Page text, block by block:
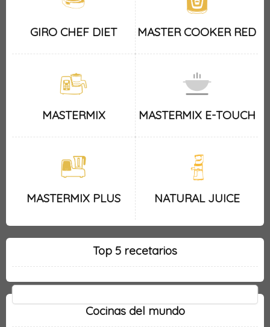
GIRO CHEF DIET MASTER COOKER RED
MASTERMIX MASTERMIX E-TOUCH
MASTERMIX PLUS NATURAL JUICE
Top 5 recetarios
Cocinas del mundo